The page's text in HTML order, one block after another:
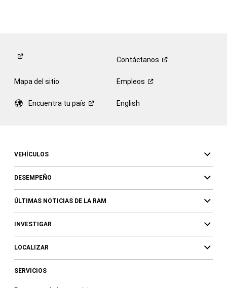
Contáctanos
Mapa del sitio Empleos
Encuentra tu país English
VEHÍCULOS
DESEMPEÑO
ÚLTIMAS NOTICIAS DE LA RAM
INVESTIGAR
LOCALIZAR
SERVICIOS